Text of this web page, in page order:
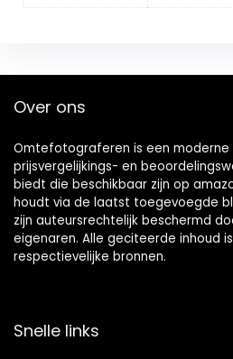
Over ons
Omtefotograferen is een moderne
prijsvergelijkings- en
biedt die beschikbaar zijn op
houdt via de laatst toegevoegde
zijn auteursrechtelijk beschermd
eigenaren. Alle geciteerde inhoud
respectievelijke bronnen.
Snelle links